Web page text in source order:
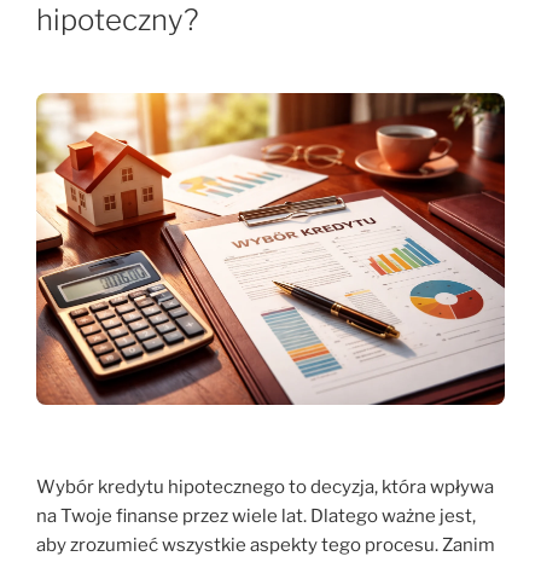
hipoteczny?
Wybór kredytu hipotecznego to decyzja, która wpływa
na Twoje finanse przez wiele lat. Dlatego ważne jest,
aby zrozumieć wszystkie aspekty tego procesu. Zanim